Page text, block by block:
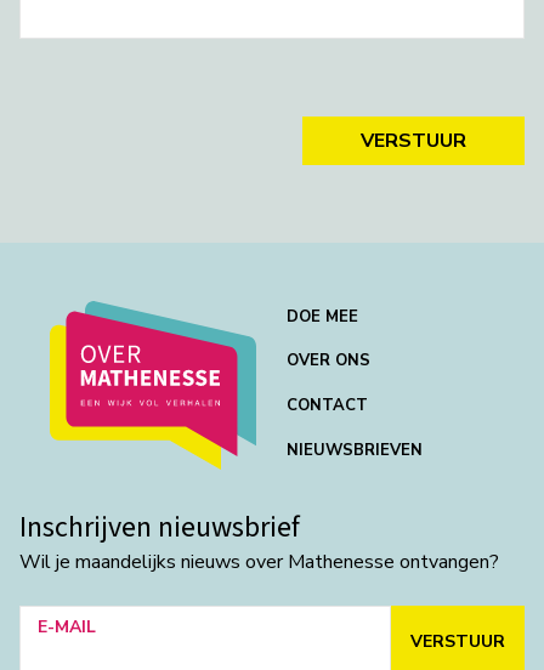
VERSTUUR
DOE MEE
OVER ONS
CONTACT
NIEUWSBRIEVEN
Inschrijven nieuwsbrief
Wil je maandelijks nieuws over Mathenesse ontvangen?
E-MAIL
VERSTUUR